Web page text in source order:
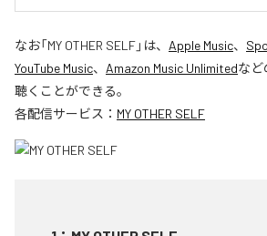
なお「MY OTHER SELF」は、 Apple Music、
YouTube Music、 Amazon Music Unlimitedなど
聴くことができる。
各配信サービス： MY OTHER SELF